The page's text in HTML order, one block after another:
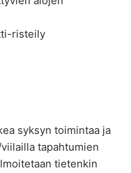
risteily
syksyn toimintaa ja
tapahtumien
tietenkin